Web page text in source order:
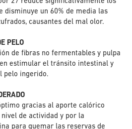
disminuye un 60% de media las
causantes del mal olor.
PELO
de fibras no fermentables y pulpa
estimular el tránsito intestinal y
pelo ingerido.
gracias al aporte calórico
de actividad y por la
para quemar las reservas de